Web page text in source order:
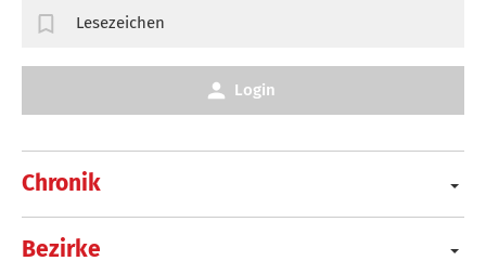
Chronik
Bezirke
Lesezeichen
Login